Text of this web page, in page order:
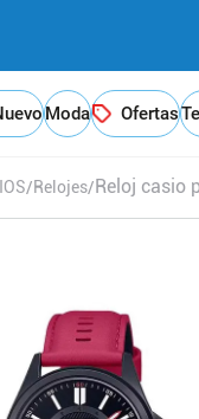
Moda Ofertas
Relojes Reloj casio